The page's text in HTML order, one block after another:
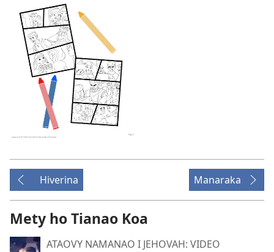
Hiverina Manaraka
Mety ho Tianao Koa
ATAOVY NAMANAO I JEHOVAH: VIDEO